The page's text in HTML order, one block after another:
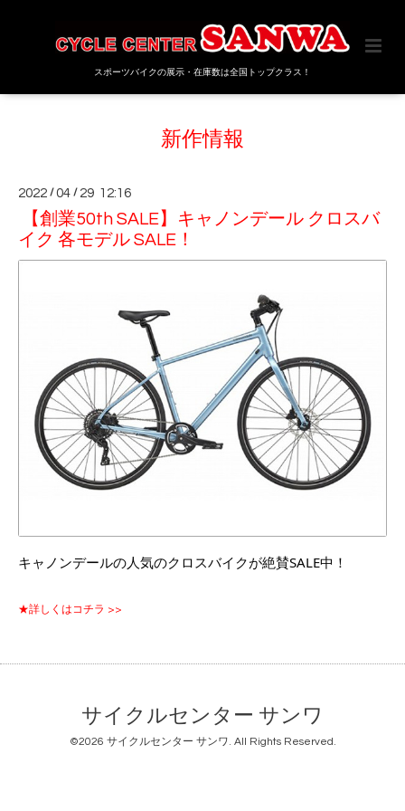
スポーツバイクの展示・在庫数は全国トップクラス！
新作情報
2022 /04 / 29 12:16
【創業50th SALE】キャノンデール クロスバ
イク 各モデル SALE！
キャノンデールの人気のクロスバイクが絶賛SALE中！
★詳しくはコチラ >>
サイクルセンター サンワ
©2026 サイクルセンター サンワ. All Rights Reserved.